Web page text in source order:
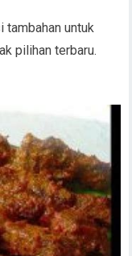
tambahan untuk
pilihan terbaru.